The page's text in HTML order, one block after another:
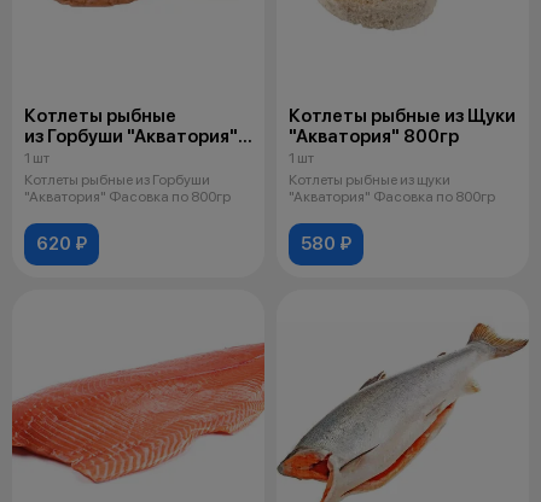
Котлеты рыбные
из Горбуши "Акватория"
800гр
1 шт
Котлеты рыбные из Горбуши
"Акватория" Фасовка по 800гр
620 ₽
Котлеты рыбные из Щуки
"Акватория" 800гр
1 шт
Котлеты рыбные из щуки
"Акватория" Фасовка по 800гр
580 ₽